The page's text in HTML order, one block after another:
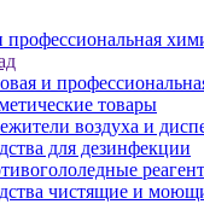
профессиональная
и
товары
воздуха и
для дезинфекции
чистящие и